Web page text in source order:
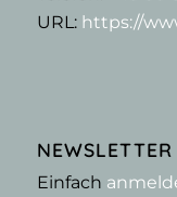
URL: https://
NEWSLETTER
Einfach